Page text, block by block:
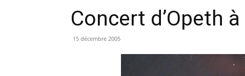
Concert d’Opeth
15 décembre 2005